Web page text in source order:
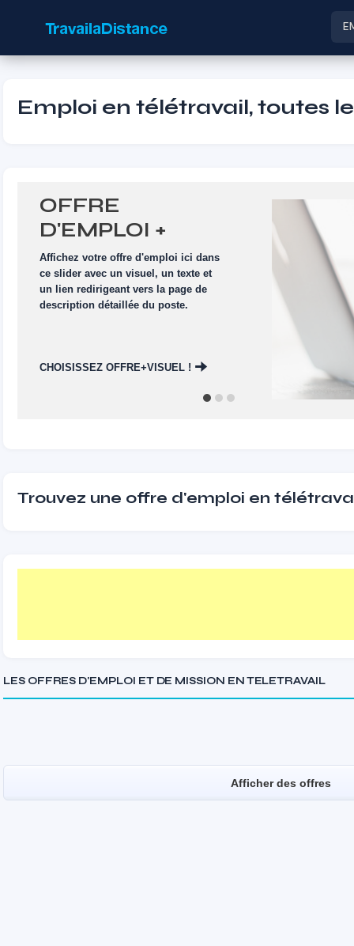
Emploi en télétravail, toutes
Trouvez une offre d'emploi en
LES OFFRES D'EMPLOI ET DE MISSION EN TELETRAVAIL
Afficher des offres